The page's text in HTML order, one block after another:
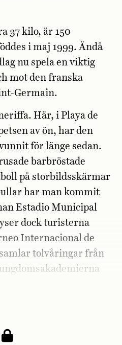
37 kilo, är 150
i maj 1999. Ändå
nu spela en viktig
mot den franska
Germain.
Här, i Playa de
av ön, har den
för länge sedan.
barbröstade
på storbildsskärmar
har man kommit
Estadio Municipal
dock turisterna
Internacional de
tolvåringar från